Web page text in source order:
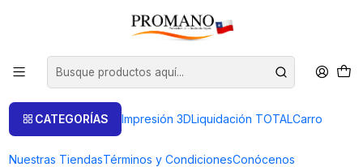
CATEGORÍAS Impresión 3DLiquidación TOTALCarro
Nuestras TiendasTérminos y CondicionesConócenos
Pulido Brillo Cilindros
CILINDRO SILICONA DESBASTE EN PUNTA CON EJE 5X16 MM
ALEMANIA